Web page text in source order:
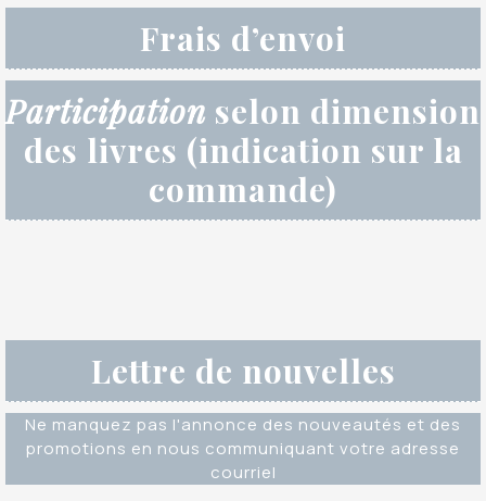
Frais d’envoi
Participation selon dimension
des livres (indication sur la
commande)
Lettre de nouvelles
Ne manquez pas l'annonce des nouveautés et des
promotions en nous communiquant votre adresse
courriel